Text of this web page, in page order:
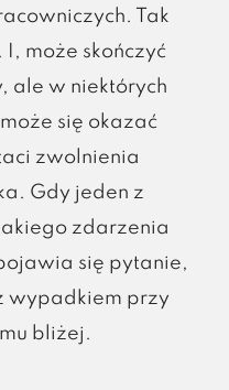
Tak
może skończyć
ale w niektórych
się okazać
zwolnienia
Gdy jeden z
zdarzenia
się pytanie,
wypadkiem przy
bliżej.